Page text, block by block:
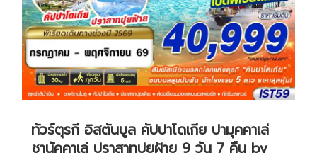
ทัวร์ตุรกี อิสตันบูล คัปปาโดเกีย ปามุคคาเล่
ชานัคคาเล่ ปราสาทปุยฝ้าย 9 วัน 7 คืน by